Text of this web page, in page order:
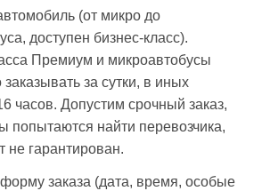
(от микро до
доступен бизнес-класс).
Премиум и микроавтобусы
за сутки, в иных
часов. Допустим срочный заказ,
попытаются найти перевозчика,
не гарантирован.
заказа (дата, время, особые